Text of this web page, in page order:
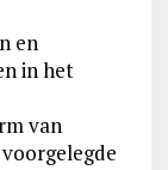
en
in het
van